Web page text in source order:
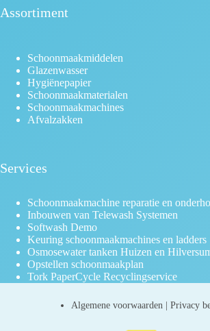
Assortiment
Schoonmaakmiddelen
Glazenwasser
Hygiënepapier
Schoonmaakmaterialen
Schoonmaakmachines
Afvalzakken
Services
Schoonmaakmachine reparatie en
Inbouwen van Telewash Systemen
Softwash Demo
Keuring schoonmaakmachines en ladders
Osmosewater tanken Huizen en
Opstellen schoonmaakplan
Tork PaperCycle Recyclingservice
Algemene voorwaarden |Privacy